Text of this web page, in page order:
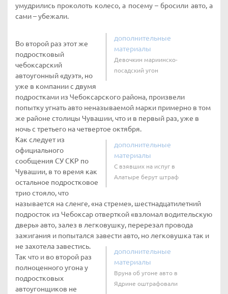
умудрились проколоть колесо, а посему – бросили авто, а
сами – убежали.
дополнительные
материалы
Девочкин мариинско-
посадский угон
Во второй раз этот же
подростковый
чебоксарский
автоугонный «дуэт», но
уже в компании с двумя
подростками из Чебоксарского района, произвели
попытку угнать авто неназываемой марки примерно в том
же районе столицы Чувашии, что и в первый раз, уже в
ночь с третьего на четвертое октября.
дополнительные
материалы
С взявших на испуг в
Алатыре берут штраф
Как следует из
официального
сообщения СУ СКР по
Чувашии, в то время как
остальное подростковое
трио стояло, что
называется на сленге, «на стреме», шестнадцатилетний
подросток из Чебоксар отверткой «взломал водительскую
дверь» авто, залез в легковушку, перерезал провода
зажигания и попытался завести авто, но легковушка так и
не захотела завестись.
дополнительные
материалы
Вруна об угоне авто в
Ядрине оштрафовали
Так что и во второй раз
полноценного угона у
подростковых
автоугонщиков не